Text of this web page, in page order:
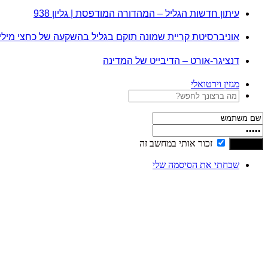
עיתון חדשות הגליל – המהדורה המודפסת | גליון 938
אוניברסיטת קריית שמונה תוקם בגליל בהשקעה של כחצי
דנציגר-אורט – הדיבייט של המדינה
מגזין וירטואלי
זכור אותי במחשב זה
שכחתי את הסיסמה שלי